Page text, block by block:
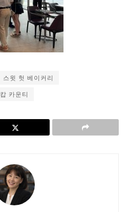
스윗 헛 베이커리
캅 카운티